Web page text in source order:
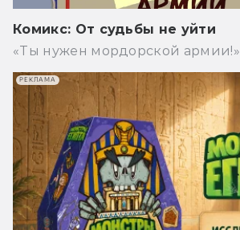
Комикс: От судьбы не уйти
«Ты нужен мордорской армии!»
РЕКЛАМА